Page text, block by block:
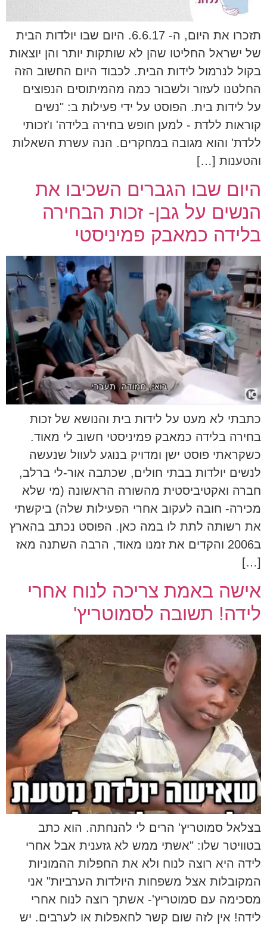
תזכרו את היום, ה- 6.6.17. היום שבו יולדות הבית
של ישראל החליטו שהן לא שותקות יותר והן יוצאות
בקול לנרמול לידות הבית. לכבוד היום החשוב הזה
החלטנו לעזור ולשבור כמה מהמיתוסים הנפוצים
על לידות בית. הפוסט על ידי פעילות ב: "נשים
קוראות ללדת - למען חופש בחירה בלידה' ו'זכותי
ללדת' והוא מגובה במחקרים. הנה עשרת השאלות
והטענות […]
היום שבו הגברים השכיבו את
הנשים על גבן- זכות הבחירה
בלידה כמאבק פמיניסטי
כתבתי לא מעט על לידות בית והנושא של זכות
בחירה בלידה כמאבק פמיניסטי חשוב לי מאוד.
כשקראתי פוסט ישן ומדויק בנוגע לעוול שנעשה
לנשים יולדות בבתי חולים, שכתבה אור-לי ברלב,
חברה ואקטיביסטית מהשורה הראשונה (מי שלא
מכירה- חובה לעקוב אחרי הפעילות שלה) ביקשתי
את רשותה לתת לו במה כאן. הפוסט נכתב בהארץ
ב2006 והקדים את זמנו מאוד, הרבה השתנה מאז
[…]
אישה באמת צריכה לנוח אחרי
לידה! תשובה לסמוטריץ'
בצלאל סמוטריץ' הרים לי להנחתה. הוא כתב
בטוויטר שלו: "אשתי ממש לא גזענית אבל אחרי
לידה היא רוצה לנוח ולא את החפלות ההמוניות
המקובלות אצל משפחות היולדות הערביות" אני
מסכימה עם סמוטריץ'- אשתך רוצה לנוח אחרי
לידה! אין לזה שום קשר לחאפלות או לערבים. יש